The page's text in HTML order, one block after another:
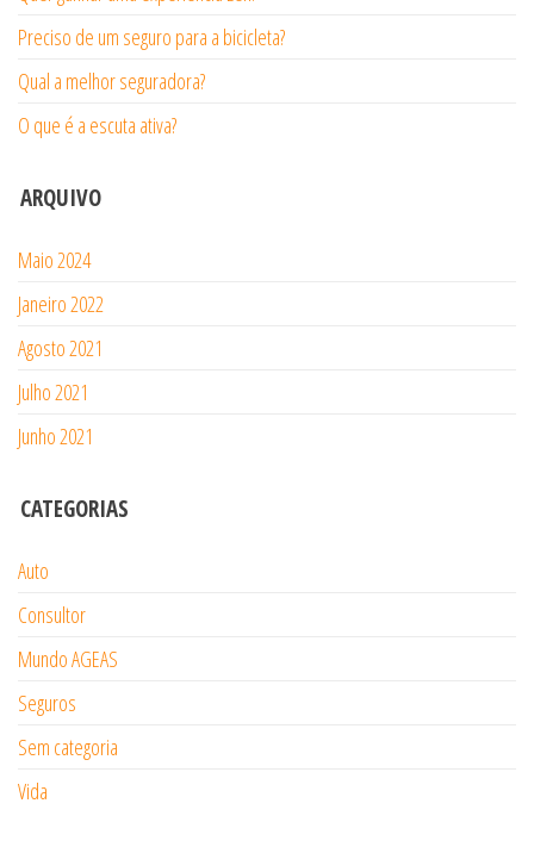
Preciso de um seguro para a bicicleta?
Qual a melhor seguradora?
O que é a escuta ativa?
ARQUIVO
Maio 2024
Janeiro 2022
Agosto 2021
Julho 2021
Junho 2021
CATEGORIAS
Auto
Consultor
Mundo AGEAS
Seguros
Sem categoria
Vida